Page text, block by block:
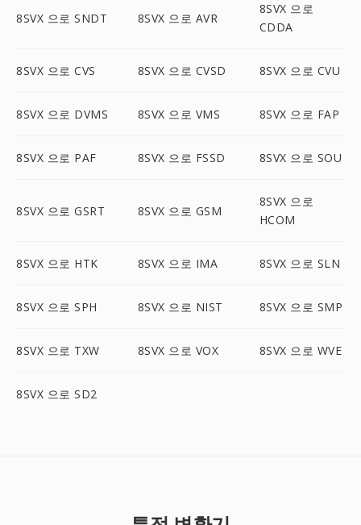
8SVX 으로 SNDT 8SVX 으로 AVR
8SVX 으로
CDDA
8SVX 으로 CVS 8SVX 으로 CVSD 8SVX 으로 CVU
8SVX 으로 DVMS 8SVX 으로 VMS 8SVX 으로 FAP
8SVX 으로 PAF 8SVX 으로 FSSD 8SVX 으로 SOU
8SVX 으로 GSRT 8SVX 으로 GSM
8SVX 으로
HCOM
8SVX 으로 HTK 8SVX 으로 IMA 8SVX 으로 SLN
8SVX 으로 SPH 8SVX 으로 NIST 8SVX 으로 SMP
8SVX 으로 TXW 8SVX 으로 VOX 8SVX 으로 WVE
8SVX 으로 SD2